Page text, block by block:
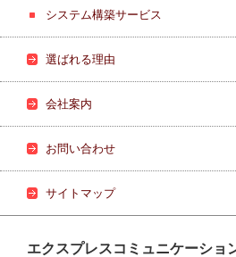
システム構築サービス
選ばれる理由
会社案内
お問い合わせ
サイトマップ
エクスプレスコミュニケーショ